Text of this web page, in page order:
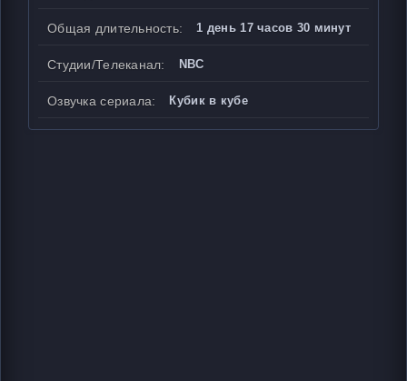
Общая длительность: 1 день 17 часов 30 минут
Студии/Телеканал: NBC
Озвучка сериала: Кубик в кубе